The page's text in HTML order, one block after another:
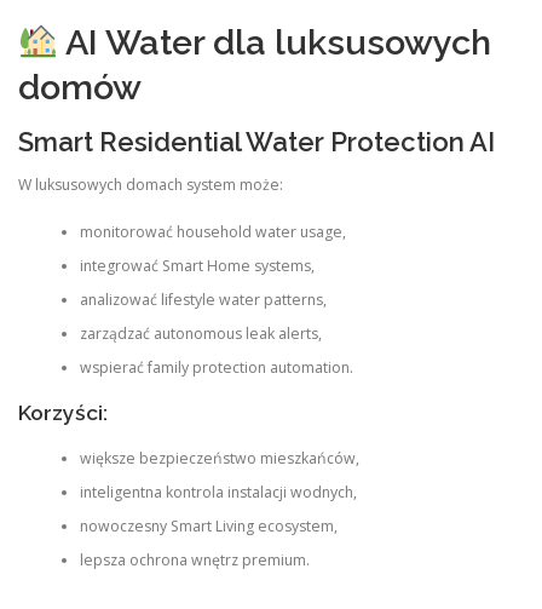
AI Water dla luksusowych
domów
Smart Residential Water Protection AI
W luksusowych domach system może:
monitorować household water usage,
integrować Smart Home systems,
analizować lifestyle water patterns,
zarządzać autonomous leak alerts,
wspierać family protection automation.
Korzyści:
większe bezpieczeństwo mieszkańców,
inteligentna kontrola instalacji wodnych,
nowoczesny Smart Living ecosystem,
lepsza ochrona wnętrz premium.